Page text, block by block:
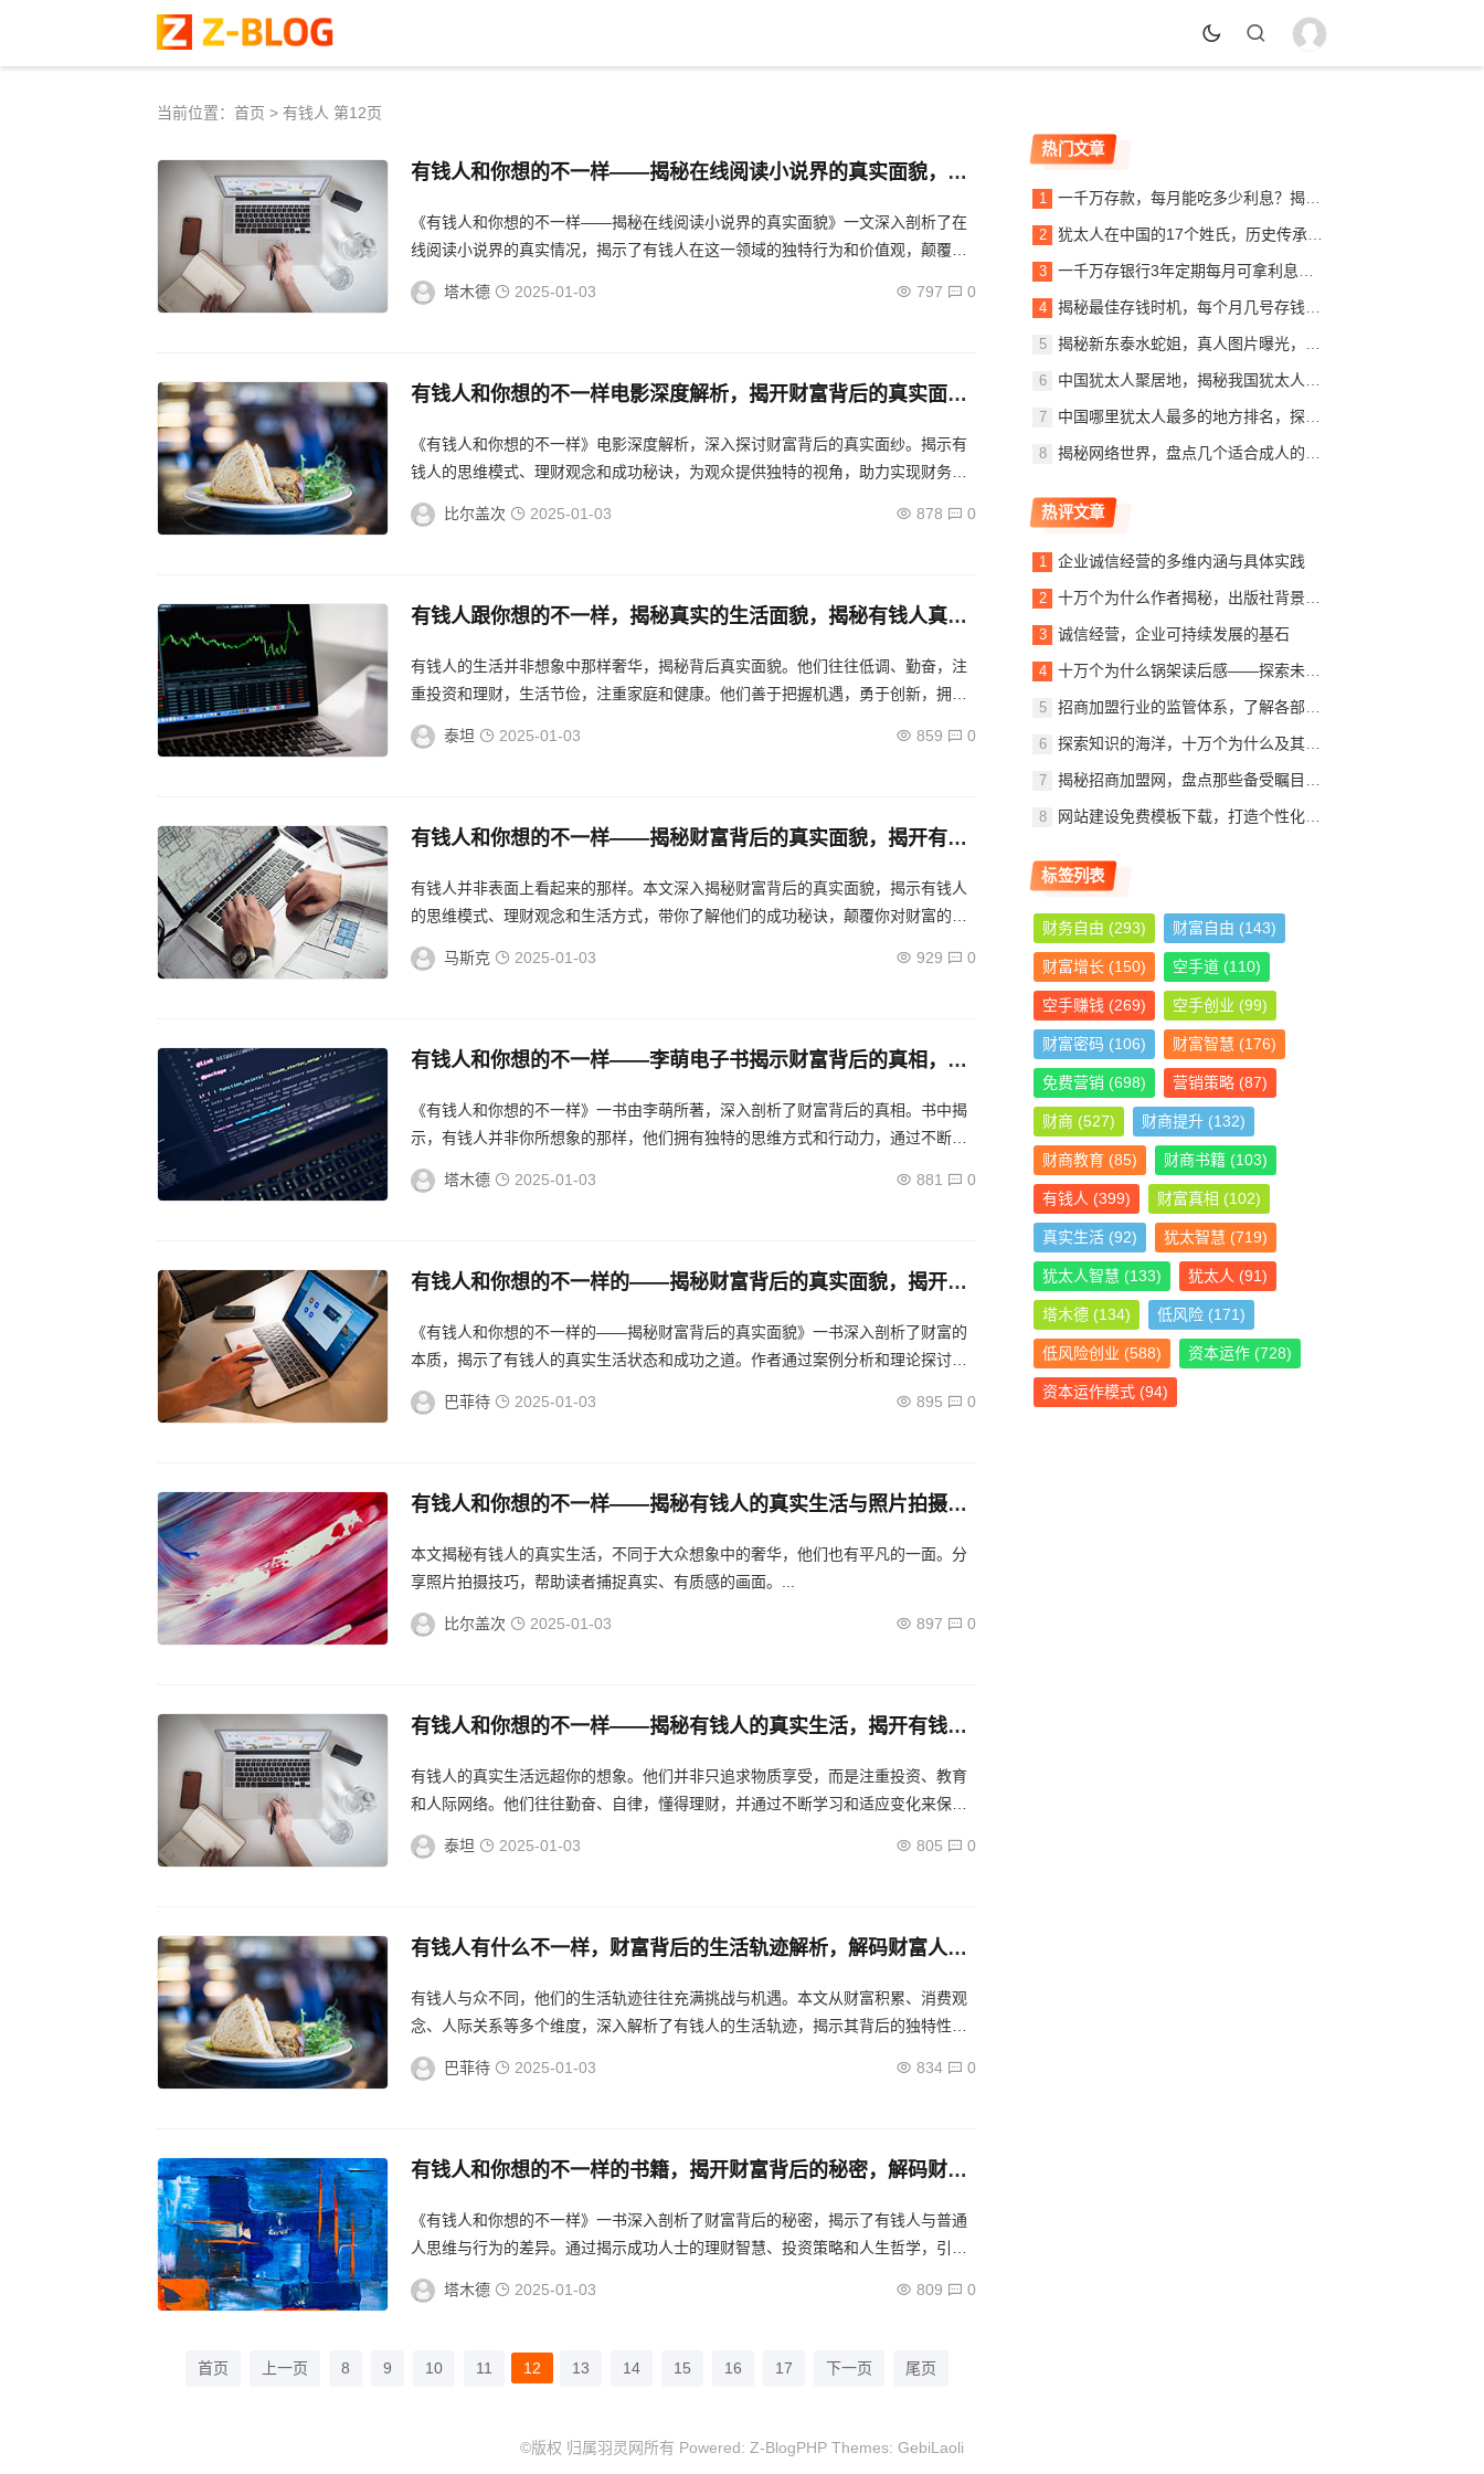
当前位置： 首页 > 有钱人 第12页
有钱人和你想的不一样——揭秘在线阅读小说界的真实面貌，揭
《有钱人和你想的不一样——揭秘在线阅读小说界的真实面貌》一文深入剖析了在
线阅读小说界的真实情况，揭示了有钱人在这一领域的独特行为和价值观，颠覆了
传统认知，为读者呈现了一个鲜为人知的行业内部世界。...
塔木德
2025-01-03 797 0
有钱人和你想的不一样电影深度解析，揭开财富背后的真实面
《有钱人和你想的不一样》电影深度解析，深入探讨财富背后的真实面纱。揭示有
钱人的思维模式、理财观念和成功秘诀，为观众提供独特的视角，助力实现财务自
由。...
比尔盖次
2025-01-03 878 0
有钱人跟你想的不一样，揭秘真实的生活面貌，揭秘有钱人真实
有钱人的生活并非想象中那样奢华，揭秘背后真实面貌。他们往往低调、勤奋，注
重投资和理财，生活节俭，注重家庭和健康。他们善于把握机遇，勇于创新，拥有
坚韧不拔的意志。本文带你深入了解有钱人的真实生活。...
泰坦
2025-01-03 859 0
有钱人和你想的不一样——揭秘财富背后的真实面貌，揭开有钱
有钱人并非表面上看起来的那样。本文深入揭秘财富背后的真实面貌，揭示有钱人
的思维模式、理财观念和生活方式，带你了解他们的成功秘诀，颠覆你对财富的固
有认知。...
马斯克
2025-01-03 929 0
有钱人和你想的不一样——李萌电子书揭示财富背后的真相，揭
《有钱人和你想的不一样》一书由李萌所著，深入剖析了财富背后的真相。书中揭
示，有钱人并非你所想象的那样，他们拥有独特的思维方式和行动力，通过不断学
习和努力，最终实现财富自由。这本书为读者提供了宝贵的财富观和人生哲学。...
塔木德
2025-01-03 881 0
有钱人和你想的不一样的——揭秘财富背后的真实面貌，揭开有
《有钱人和你想的不一样的——揭秘财富背后的真实面貌》一书深入剖析了财富的
本质，揭示了有钱人的真实生活状态和成功之道。作者通过案例分析和理论探讨，
揭示了财富积累的规律、心态态度的重要性以及投资理财的智慧，为读者呈现了一
个不...
巴菲待 2025-01-03 895 0
有钱人和你想的不一样——揭秘有钱人的真实生活与照片拍摄技
本文揭秘有钱人的真实生活，不同于大众想象中的奢华，他们也有平凡的一面。分
享照片拍摄技巧，帮助读者捕捉真实、有质感的画面。...
比尔盖次 2025-01-03 897 0
有钱人和你想的不一样——揭秘有钱人的真实生活，揭开有钱人
有钱人的真实生活远超你的想象。他们并非只追求物质享受，而是注重投资、教育
和人际网络。他们往往勤奋、自律，懂得理财，并通过不断学习和适应变化来保持
财富的稳定增长。了解有钱人的真实生活，或许能让我们从中汲取成功之道。...
泰坦
2025-01-03 805 0
有钱人有什么不一样，财富背后的生活轨迹解析，解码财富人
有钱人与众不同，他们的生活轨迹往往充满挑战与机遇。本文从财富积累、消费观
念、人际关系等多个维度，深入解析了有钱人的生活轨迹，揭示其背后的独特性。
通过了解这些，我们能更好地理解财富与生活之间的关系。...
巴菲待
2025-01-03 834 0
有钱人和你想的不一样的书籍，揭开财富背后的秘密，解码财
《有钱人和你想的不一样》一书深入剖析了财富背后的秘密，揭示了有钱人与普通
人思维与行为的差异。通过揭示成功人士的理财智慧、投资策略和人生哲学，引导
读者树立正确的财富观念，实现财务自由。...
塔木德
2025-01-03 809 0
首页 上一页 8 9 10 11 12 13 14 15 16 17 下一页 尾页
热门文章
一千万存款，每月能吃多少利息？揭秘银行利息收入背后的秘密
犹太人在中国的17个姓氏，历史传承与文化交融，犹太人在中国的姓氏传承与文化交融概览
一千万存银行3年定期每月可拿利息多少？详解定期存款收益计算
揭秘最佳存钱时机，每个月几号存钱最划算？
揭秘新东泰水蛇姐，真人图片曝光，美貌与实力并存
中国犹太人聚居地，揭秘我国犹太人最多的城市，中国犹太人聚居地探秘，揭秘我国犹太人口最多的城市
中国哪里犹太人最多的地方排名，探寻东方的以色列社区，东方犹太人聚集地，中国犹太人数量最多地区揭秘
揭秘网络世界，盘点几个适合成人的优质网站推荐
热评文章
企业诚信经营的多维内涵与具体实践
十万个为什么作者揭秘，出版社背景、内容简介及读者观后感
诚信经营，企业可持续发展的基石
十万个为什么锅架读后感——探索未知，启迪智慧
招商加盟行业的监管体系，了解各部门的职责与作用
探索知识的海洋，十万个为什么及其作者与出版社的故事
揭秘招商加盟网，盘点那些备受瞩目的加盟公司
网站建设免费模板下载，打造个性化网站，轻松入门指南
标签列表
财务自由 (293) 财富自由 (143)
财富增长 (150) 空手道 (110)
空手赚钱 (269) 空手创业 (99)
财富密码 (106) 财富智慧 (176)
免费营销 (698) 营销策略 (87)
财商 (527) 财商提升 (132)
财商教育 (85) 财商书籍 (103)
有钱人 (399) 财富真相 (102)
真实生活 (92) 犹太智慧 (719)
犹太人智慧 (133) 犹太人 (91)
塔木德 (134) 低风险 (171)
低风险创业 (588) 资本运作 (728)
资本运作模式 (94)
©版权 归属羽灵网所有 Powered: Z-BlogPHP Themes: GebiLaoli